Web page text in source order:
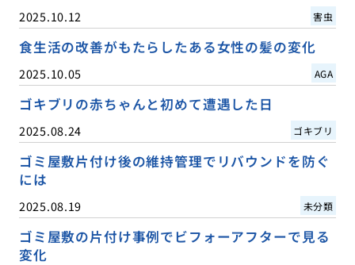
2025.10.12 害虫
食生活の改善がもたらしたある女性の髪の変化
2025.10.05 AGA
ゴキブリの赤ちゃんと初めて遭遇した日
2025.08.24 ゴキブリ
ゴミ屋敷片付け後の維持管理でリバウンドを防ぐ
には
2025.08.19 未分類
ゴミ屋敷の片付け事例でビフォーアフターで見る
変化